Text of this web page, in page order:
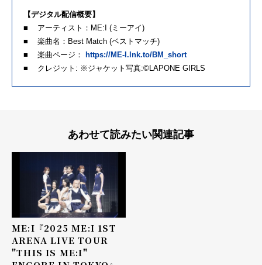
【デジタル配信概要】
■ アーティスト：ME:I (ミーアイ)
■ 楽曲名：Best Match (ベストマッチ)
■ 楽曲ページ：
https://ME-I.lnk.to/BM_short
■ クレジット: ※ジャケット写真:©LAPONE GIRLS
あわせて読みたい関連記事
ME:I 『2025 ME:I 1ST
ARENA LIVE TOUR
"THIS IS ME:I"